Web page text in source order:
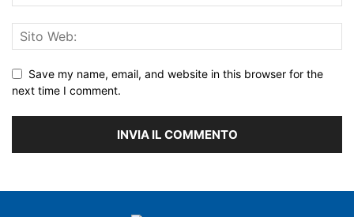
Save my name, email, and website in this browser for the
next time I comment.